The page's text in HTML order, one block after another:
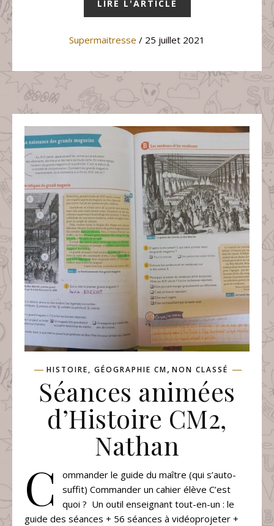
LIRE L'ARTICLE
Supermaitresse / 25 juillet 2021
HISTOIRE, GÉOGRAPHIE CM, NON CLASSÉ
Séances animées
d’Histoire CM2,
Nathan
C
ommander le guide du maître (qui s’auto-
suffit) Commander un cahier élève C’est
quoi ? Un outil enseignant tout-en-un : le
guide des séances + 56 séances à vidéoprojeter +